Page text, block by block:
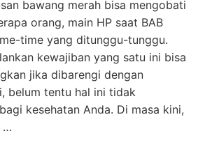
bawang merah bisa mengobati
orang, main HP saat BAB
time yang ditunggu-tunggu.
kewajiban yang satu ini bisa
jika dibarengi dengan
belum tentu hal ini tidak
kesehatan Anda. Di masa kini,
…